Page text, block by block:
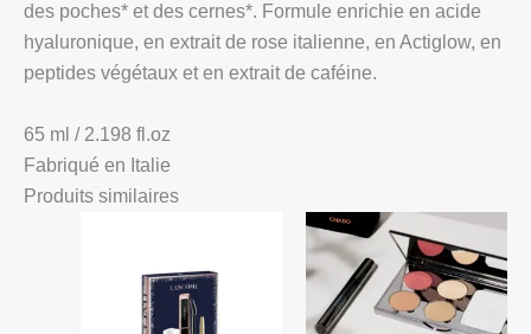
des poches* et des cernes*. Formule enrichie en acide
hyaluronique, en extrait de rose italienne, en Actiglow, en
peptides végétaux et en extrait de caféine.
65 ml / 2.198 fl.oz
Fabriqué en Italie
Produits similaires